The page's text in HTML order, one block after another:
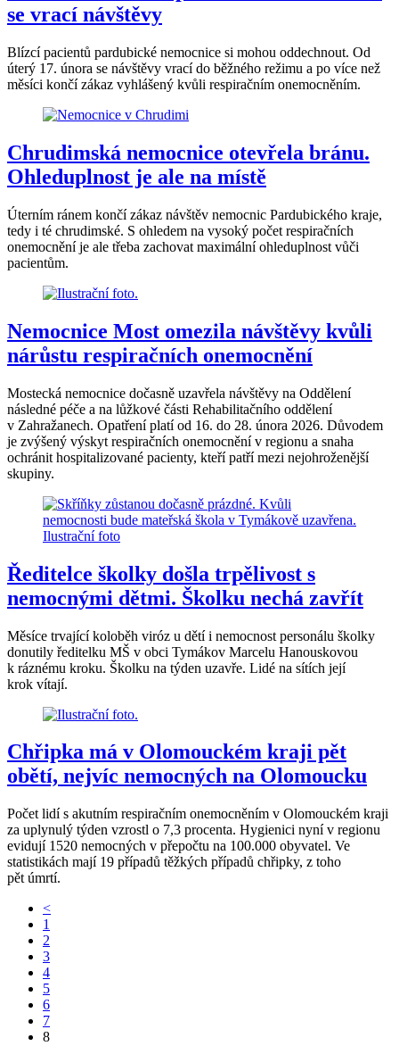
se vrací návštěvy
Blízcí pacientů pardubické nemocnice si mohou oddechnout. Od
úterý 17. února se návštěvy vrací do běžného režimu a po více než
měsíci končí zákaz vyhlášený kvůli respiračním onemocněním.
Chrudimská nemocnice otevřela bránu.
Ohleduplnost je ale na místě
Úterním ránem končí zákaz návštěv nemocnic Pardubického kraje,
tedy i té chrudimské. S ohledem na vysoký počet respiračních
onemocnění je ale třeba zachovat maximální ohleduplnost vůči
pacientům.
Nemocnice Most omezila návštěvy kvůli
nárůstu respiračních onemocnění
Mostecká nemocnice dočasně uzavřela návštěvy na Oddělení
následné péče a na lůžkové části Rehabilitačního oddělení
v Zahražanech. Opatření platí od 16. do 28. února 2026. Důvodem
je zvýšený výskyt respiračních onemocnění v regionu a snaha
ochránit hospitalizované pacienty, kteří patří mezi nejohroženější
skupiny.
Ředitelce školky došla trpělivost s
nemocnými dětmi. Školku nechá zavřít
Měsíce trvající koloběh viróz u dětí i nemocnost personálu školky
donutily ředitelku MŠ v obci Tymákov Marcelu Hanouskovou
k ráznému kroku. Školku na týden uzavře. Lidé na sítích její
krok vítají.
Chřipka má v Olomouckém kraji pět
obětí, nejvíc nemocných na Olomoucku
Počet lidí s akutním respiračním onemocněním v Olomouckém kraji
za uplynulý týden vzrostl o 7,3 procenta. Hygienici nyní v regionu
evidují 1520 nemocných v přepočtu na 100.000 obyvatel. Ve
statistikách mají 19 případů těžkých případů chřipky, z toho
pět úmrtí.
<
1
2
3
4
5
6
7
8